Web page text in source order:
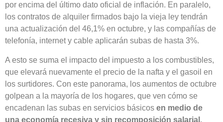
por encima del último dato oficial de inflación. En paralelo,
los contratos de alquiler firmados bajo la vieja ley tendrán
una actualización del 46,1% en octubre, y las compañías de
telefonía, internet y cable aplicarán subas de hasta 3%.
A esto se suma el impacto del impuesto a los combustibles,
que elevará nuevamente el precio de la nafta y el gasoil en
los surtidores. Con este panorama, los aumentos de octubre
golpean a la mayoría de los hogares, que ven cómo se
encadenan las subas en servicios básicos en medio de
una economía recesiva y sin recomposición salarial .